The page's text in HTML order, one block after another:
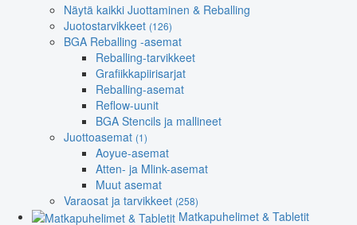
Näytä kaikki Juottaminen & Reballing
Juotostarvikkeet (126)
BGA Reballing -asemat
Reballing-tarvikkeet
Grafiikkapiirisarjat
Reballing-asemat
Reflow-uunit
BGA Stencils ja mallineet
Juottoasemat (1)
Aoyue-asemat
Atten- ja Mlink-asemat
Muut asemat
Varaosat ja tarvikkeet (258)
Matkapuhelimet & Tabletit